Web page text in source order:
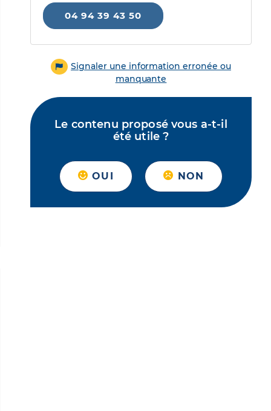
04 94 39 43 50
Signaler une information erronée ou
manquante
Le contenu proposé vous a-t-il
été utile ?
OUI NON